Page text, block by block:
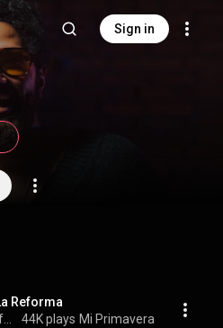
Sign in
Reforma
44K plays Mi Primavera